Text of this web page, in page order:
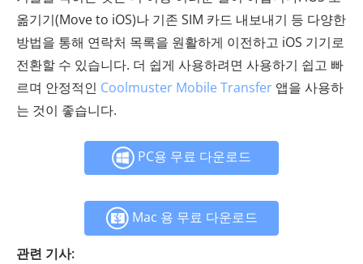
옮기기(Move to iOS)나 기존 SIM 카드 내보내기 등 다양한
방법을 통해 연락처 목록을 원활하게 이전하고 iOS 기기로
전환할 수 있습니다. 더 쉽게 사용하려면 사용하기 쉽고 빠
르며 안정적인 Coolmuster Mobile Transfer 앱을 사용하
는 것이 좋습니다.
PC용 무료 다운로드
Mac 용 무료 다운로드
관련 기사: